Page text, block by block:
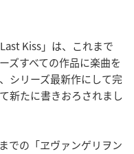
Kiss」は、これまで
ズすべての作品に楽曲を
シリーズ最新作にして完
新たに書きおろされまし
での「ヱヴァンゲリヲン